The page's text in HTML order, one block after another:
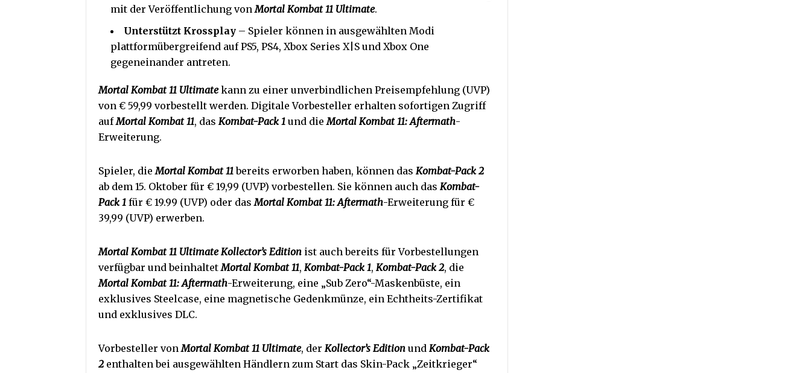
mit der Veröffentlichung vonMortal Kombat 11 Ultimate.
Unterstützt Krossplay – Spieler können in ausgewählten Modi
plattformübergreifend auf PS5, PS4, Xbox Series X|S und Xbox One
gegeneinander antreten.
Mortal Kombat 11 Ultimatekann zu einer unverbindlichen Preisempfehlung (UVP)
von € 59,99 vorbestellt werden. Digitale Vorbesteller erhalten sofortigen Zugriff
aufMortal Kombat 11, das Kombat-Pack 1 und dieMortal Kombat 11: Aftermath-
Erweiterung.
Spieler, dieMortal Kombat 11bereits erworben haben, können das Kombat-Pack 2
ab dem 15. Oktober für € 19,99 (UVP) vorbestellen. Sie können auch das Kombat-
Pack 1 für € 19.99 (UVP) oder dasMortal Kombat 11: Aftermath-Erweiterung für €
39,99 (UVP) erwerben.
Mortal Kombat 11 Ultimate Kollector’s Edition ist auch bereits für Vorbestellungen
verfügbar und beinhaltetMortal Kombat 11, Kombat-Pack 1, Kombat-Pack 2, die
Mortal Kombat 11: Aftermath-Erweiterung, eine „Sub Zero“-Maskenbüste, ein
exklusives Steelcase, eine magnetische Gedenkmünze, ein Echtheits-Zertifikat
und exklusives DLC.
Vorbesteller vonMortal Kombat 11 Ultimate, der Kollector’s Edition und Kombat-Pack
2 enthalten bei ausgewählten Händlern zum Start das Skin-Pack „Zeitkrieger“